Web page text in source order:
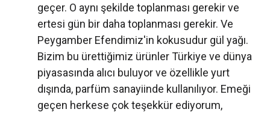
geçer. O aynı şekilde toplanması gerekir ve
ertesi gün bir daha toplanması gerekir. Ve
Peygamber Efendimiz'in kokusudur gül yağı.
Bizim bu ürettiğimiz ürünler Türkiye ve dünya
piyasasında alıcı buluyor ve özellikle yurt
dışında, parfüm sanayiinde kullanılıyor. Emeği
geçen herkese çok teşekkür ediyorum,